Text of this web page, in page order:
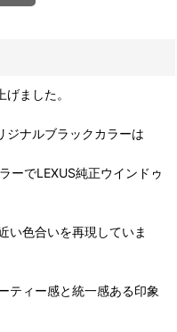
ました。
ジナルブラックカラーは
ーでLEXUS純正ウインドゥ
い色合いを再現していま
ティー感と統一感ある印象